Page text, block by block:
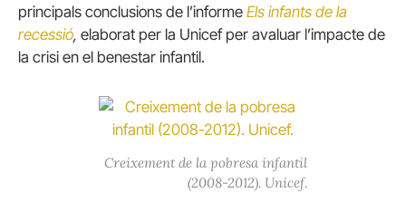
principals conclusions de l’informe Els infants de la
recessió, elaborat per la Unicef per avaluar l’impacte de
la crisi en el benestar infantil.
Creixement de la pobresa infantil
(2008-2012). Unicef.